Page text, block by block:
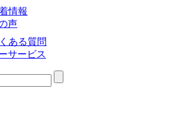
情報
声
ある質問
サービス